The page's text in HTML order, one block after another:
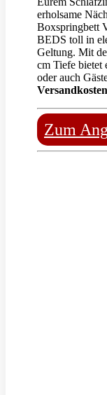
erholsame
Boxspringbett
BEDS toll in
Geltung. Mit
cm Tiefe bietet
oder auch
Versandkosten
Zum